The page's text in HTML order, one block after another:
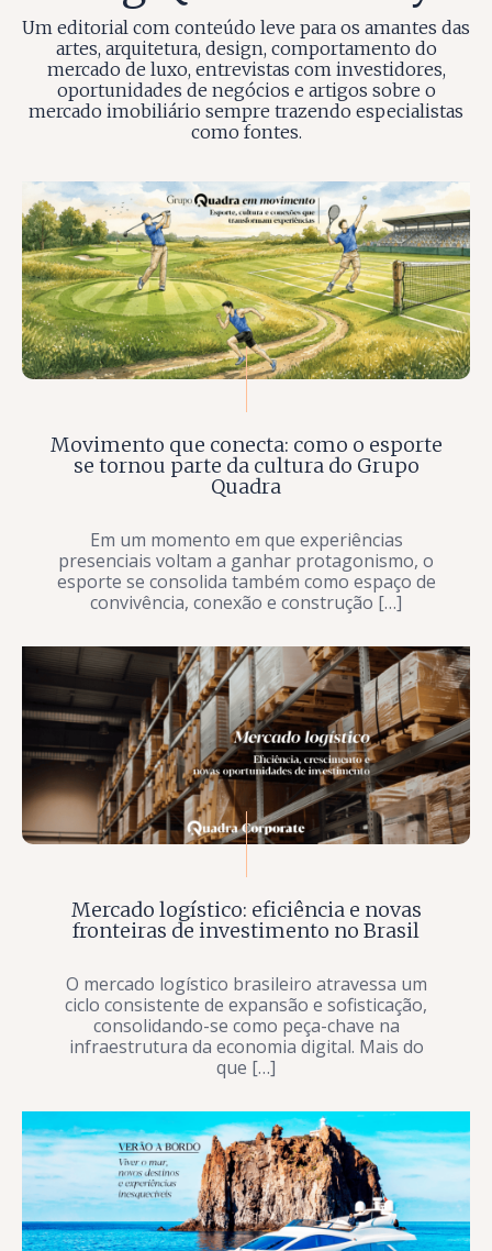
Um editorial com conteúdo leve para os amantes das
artes, arquitetura, design, comportamento do
mercado de luxo, entrevistas com investidores,
oportunidades de negócios e artigos sobre o
mercado imobiliário sempre trazendo especialistas
como fontes.
Movimento que conecta: como o esporte
se tornou parte da cultura do Grupo
Quadra
Em um momento em que experiências
presenciais voltam a ganhar protagonismo, o
esporte se consolida também como espaço de
convivência, conexão e construção […]
Mercado logístico: eficiência e novas
fronteiras de investimento no Brasil
O mercado logístico brasileiro atravessa um
ciclo consistente de expansão e sofisticação,
consolidando-se como peça-chave na
infraestrutura da economia digital. Mais do
que […]